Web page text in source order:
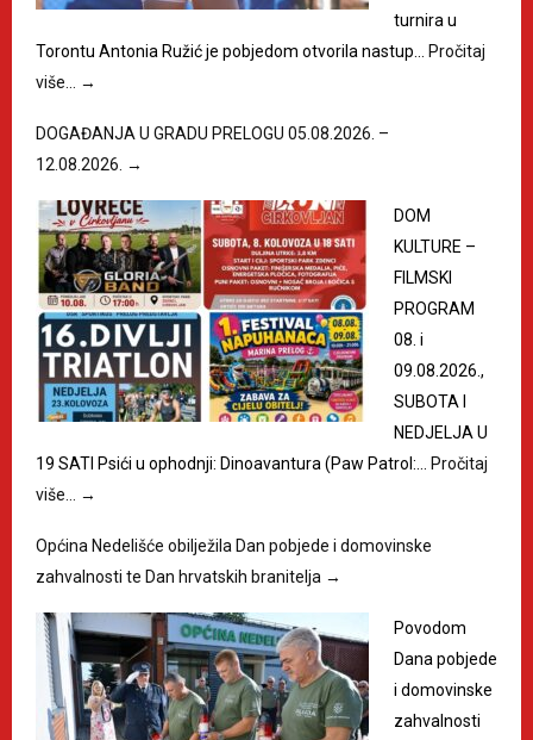
turnira u
Torontu Antonia Ružić je pobjedom otvorila nastup…
Pročitaj
više…
→
DOGAĐANJA U GRADU PRELOGU 05.08.2026. –
12.08.2026. →
DOM
KULTURE –
FILMSKI
PROGRAM
08. i
09.08.2026.,
SUBOTA I
NEDJELJA U
19 SATI Psići u ophodnji: Dinoavantura (Paw Patrol:…
Pročitaj
više…
→
Općina Nedelišće obilježila Dan pobjede i domovinske
zahvalnosti te Dan hrvatskih branitelja →
Povodom
Dana pobjede
i domovinske
zahvalnosti